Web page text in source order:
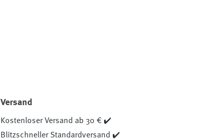
Versand
Kostenloser Versand ab 30 € ✔️
Blitzschneller Standardversand ✔️